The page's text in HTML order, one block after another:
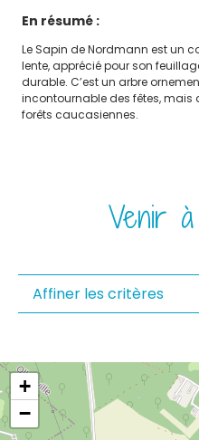
En résumé :
Le Sapin de Nordmann est un
lente, apprécié pour son
durable. C’est un arbre
incontournable des fêtes, mais
forêts caucasiennes.
Venir à
Affiner les critères
+
−